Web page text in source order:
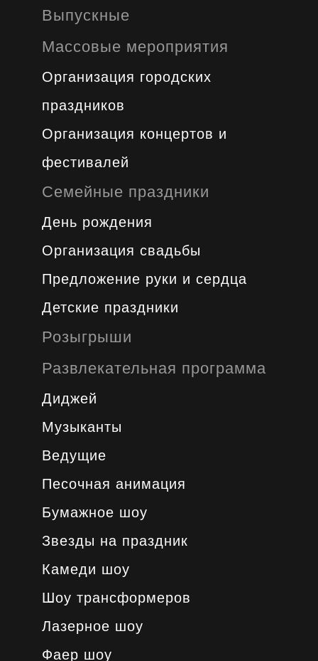
Выпускные
Массовые мероприятия
Организация городских
праздников
Организация концертов и
фестивалей
Семейные праздники
День рождения
Организация свадьбы
Предложение руки и сердца
Детские праздники
Розыгрыши
Развлекательная программа
Диджей
Музыканты
Ведущие
Песочная анимация
Бумажное шоу
Звезды на праздник
Камеди шоу
Шоу трансформеров
Лазерное шоу
Фаер шоу